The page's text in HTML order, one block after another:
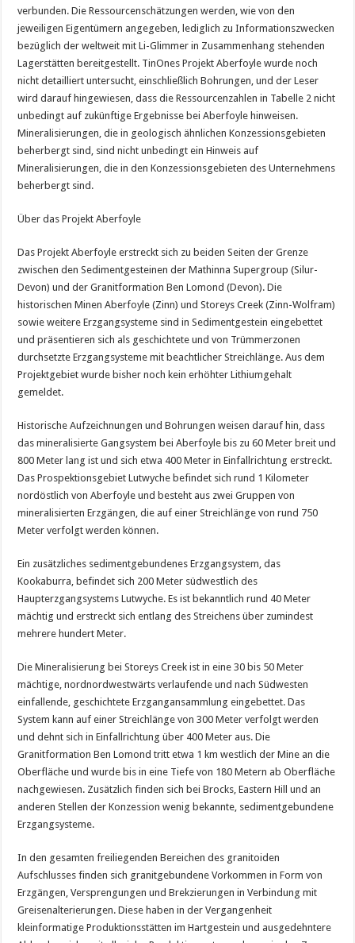
verbunden. Die Ressourcenschätzungen werden, wie von den
jeweiligen Eigentümern angegeben, lediglich zu Informationszwecken
bezüglich der weltweit mit Li-Glimmer in Zusammenhang stehenden
Lagerstätten bereitgestellt. TinOnes Projekt Aberfoyle wurde noch
nicht detailliert untersucht, einschließlich Bohrungen, und der Leser
wird darauf hingewiesen, dass die Ressourcenzahlen in Tabelle 2 nicht
unbedingt auf zukünftige Ergebnisse bei Aberfoyle hinweisen.
Mineralisierungen, die in geologisch ähnlichen Konzessionsgebieten
beherbergt sind, sind nicht unbedingt ein Hinweis auf
Mineralisierungen, die in den Konzessionsgebieten des Unternehmens
beherbergt sind.
Über das Projekt Aberfoyle
Das Projekt Aberfoyle erstreckt sich zu beiden Seiten der Grenze
zwischen den Sedimentgesteinen der Mathinna Supergroup (Silur-
Devon) und der Granitformation Ben Lomond (Devon). Die
historischen Minen Aberfoyle (Zinn) und Storeys Creek (Zinn-Wolfram)
sowie weitere Erzgangsysteme sind in Sedimentgestein eingebettet
und präsentieren sich als geschichtete und von Trümmerzonen
durchsetzte Erzgangsysteme mit beachtlicher Streichlänge. Aus dem
Projektgebiet wurde bisher noch kein erhöhter Lithiumgehalt
gemeldet.
Historische Aufzeichnungen und Bohrungen weisen darauf hin, dass
das mineralisierte Gangsystem bei Aberfoyle bis zu 60 Meter breit und
800 Meter lang ist und sich etwa 400 Meter in Einfallrichtung erstreckt.
Das Prospektionsgebiet Lutwyche befindet sich rund 1 Kilometer
nordöstlich von Aberfoyle und besteht aus zwei Gruppen von
mineralisierten Erzgängen, die auf einer Streichlänge von rund 750
Meter verfolgt werden können.
Ein zusätzliches sedimentgebundenes Erzgangsystem, das
Kookaburra, befindet sich 200 Meter südwestlich des
Haupterzgangsystems Lutwyche. Es ist bekanntlich rund 40 Meter
mächtig und erstreckt sich entlang des Streichens über zumindest
mehrere hundert Meter.
Die Mineralisierung bei Storeys Creek ist in eine 30 bis 50 Meter
mächtige, nordnordwestwärts verlaufende und nach Südwesten
einfallende, geschichtete Erzgangansammlung eingebettet. Das
System kann auf einer Streichlänge von 300 Meter verfolgt werden
und dehnt sich in Einfallrichtung über 400 Meter aus. Die
Granitformation Ben Lomond tritt etwa 1 km westlich der Mine an die
Oberfläche und wurde bis in eine Tiefe von 180 Metern ab Oberfläche
nachgewiesen. Zusätzlich finden sich bei Brocks, Eastern Hill und an
anderen Stellen der Konzession wenig bekannte, sedimentgebundene
Erzgangsysteme.
In den gesamten freiliegenden Bereichen des granitoiden
Aufschlusses finden sich granitgebundene Vorkommen in Form von
Erzgängen, Versprengungen und Brekzierungen in Verbindung mit
Greisenalterierungen. Diese haben in der Vergangenheit
kleinformatige Produktionsstätten im Hartgestein und ausgedehntere